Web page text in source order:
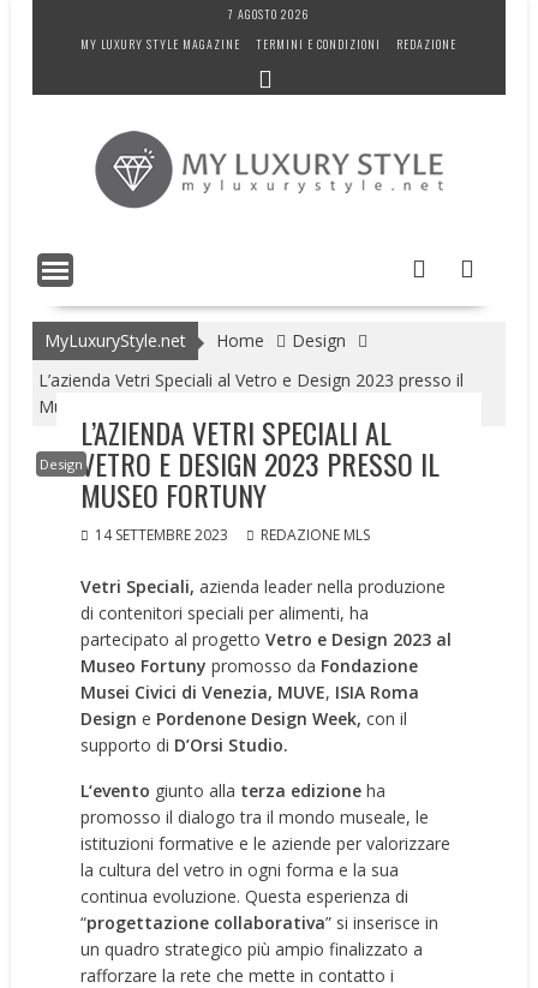
7 AGOSTO 2026
MY LUXURY STYLE MAGAZINE
TERMINI E CONDIZIONI REDAZIONE
MyLuxuryStyle.net Home
Design
L’azienda Vetri Speciali al Vetro e Design 2023 presso il
Museo Fortuny
Design
L’AZIENDA VETRI SPECIALI AL
VETRO E DESIGN 2023 PRESSO IL
MUSEO FORTUNY
14 SETTEMBRE 2023 REDAZIONE MLS
Vetri Speciali,azienda leader nella produzione
di contenitori speciali per alimenti, ha
partecipato al progettoVetro e Design 2023 al
Museo Fortunypromosso da Fondazione
Musei Civici di Venezia, MUVE, ISIA Roma
Design e Pordenone Design Week,con il
supporto di D’Orsi Studio.
L‘evento giunto alla terza edizione ha
promosso il dialogo tra il mondo museale, le
istituzioni formative e le aziende per valorizzare
la cultura del vetro in ogni forma e la sua
continua evoluzione. Questa esperienza di
“progettazione collaborativa” si inserisce in
un quadro strategico più ampio finalizzato a
rafforzare la rete che mette in contatto i